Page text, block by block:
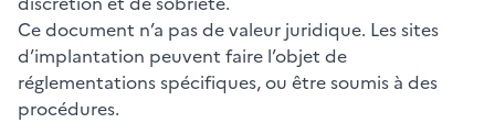
Ce document n’a pas de valeur juridique. Les sites
d’implantation peuvent faire l’objet de
réglementations spécifiques, ou être soumis à des
procédures.